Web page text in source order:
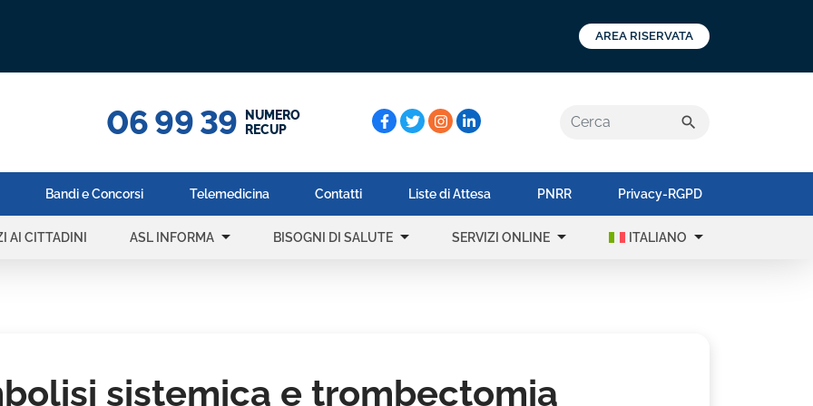
AREA RISERVATA
06 99 39
NUMERO
RECUP
Cerca: search
Bandi e Concorsi Telemedicina Contatti Liste di Attesa PNRR Privacy-RGPD
AI CITTADINI ASL INFORMA arrow_drop_down BISOGNI DI SALUTE arrow_drop_down SERVIZI ONLINE arrow_drop_down ITALIANO arrow_drop_down
sistemica e trombectomia